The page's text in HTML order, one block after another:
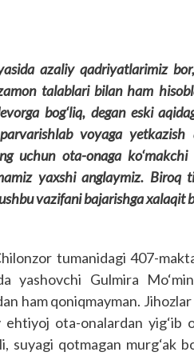
azaliy qadriyatlarimiz
talablari bilan ham
bog‘liq, degan eski
voyaga yetkazish
uchun ota-onaga ko‘makchi
yaxshi anglaymiz. Biroq
vazifani bajarishga xalaqit
tumanidagi 407-
yashovchi Gulmira
ham qoniqmayman.
ehtiyoj ota-onalardan yig‘ib
suyagi qotmagan murg‘ak